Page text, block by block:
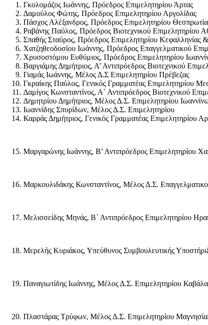
Γκολομάζος Ιωάννης, Πρόεδρος Επιμελητηρίου Άρτας
Δαμούλος Φώτης, Πρόεδρος Επιμελητηρίου Αργολίδας
Πάσχος Αλέξανδρος, Πρόεδρος Επιμελητηρίου
Ραβάνης Παύλος, Πρόεδρος Βιοτεχνικού Επιμελητηρίου
Σπαθής Σταύρος, Πρόεδρος Επιμελητηρίου Κεφαλληνίας
Χατζηθεοδοσίου Ιωάννης, Πρόεδρος Επαγγελματικού
Χρυσοστόμου Ευθύμιος, Πρόεδρος Επιμελητηρίου
Βαργιάμης Δημήτριος, Α’ Αντιπρόεδρος Βιοτεχνικού
Γιαμάς Ιωάννης, Μέλος Δ.Σ Επιμελητηρίου Πρέβεζας
Γκραίκης Παύλος, Γενικός Γραμματέας Επιμελητηρίου
Δαμίγος Κωνσταντίνος, Α΄ Αντιπρόεδρος Βιοτεχνικού
Δημητρίου Δημήτριος, Μέλος Δ.Σ. Επιμελητηρίου
Ιωαννίδης Σπυρίδων, Μέλος Δ.Σ. Επιμελητηρίου
Καρράς Δημήτριος, Γενικός Γραμματέας Επιμελητηρίου
Μαργαρώνης Ιωάννης, Β’ Αντιπρόεδρος Επιμελητηρίου
Μαρκουλιδάκης Κωνσταντίνος, Μέλος Δ.Σ.
Μελισσείδης Μηνάς, Β΄ Αντιπρόεδρος Επιμελητηρίου
Μερελής Κυριάκος, Υπεύθυνος Συμβουλευτικής
Παναγιωτίδης Ιωάννης, Μέλος Δ.Σ. Επιμελητηρίου
Πλαστάρας Τρύφων, Μέλος Δ.Σ. Επιμελητηρίου